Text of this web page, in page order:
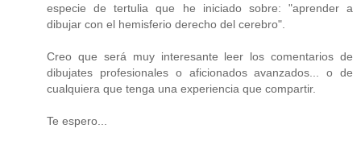
especie de tertulia que he iniciado sobre: "aprender a
dibujar con el hemisferio derecho del cerebro".
Creo que será muy interesante leer los comentarios de
dibujates profesionales o aficionados avanzados... o de
cualquiera que tenga una experiencia que compartir.
Te espero...